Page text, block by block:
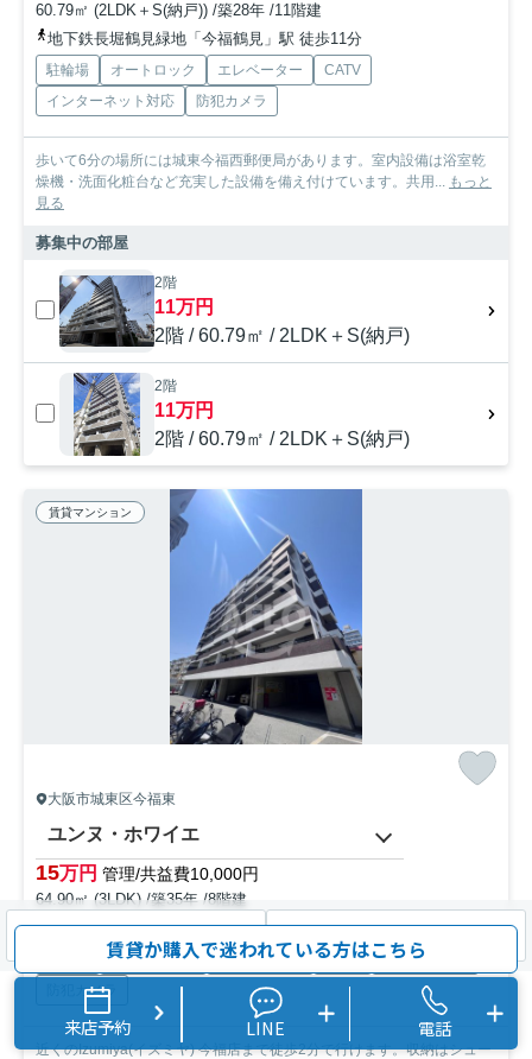
60.79㎡ (2LDK＋S(納戸)) /築28年 /11階建
地下鉄長堀鶴見緑地「今福鶴見」駅 徒歩11分
駐輪場 オートロック エレベーター
CATV
インターネット対応
防犯カメラ
歩いて6分の場所には城東今福西郵便局があります。室内設備は浴室乾
燥機・洗面化粧台など充実した設備を備え付けています。共用... もっと
見る
募集中の部屋
2階
11万円
2階 / 60.79㎡ / 2LDK＋S(納戸)
2階
11万円
2階 / 60.79㎡ / 2LDK＋S(納戸)
賃貸マンション
大阪市城東区今福東
ユンヌ・ホワイエ
15万円 管理/共益費10,000円
64.90㎡ (3LDK) /築35年 /8階建
地下鉄長堀鶴見緑地「今福鶴見」駅 徒歩3分
オートロック エレベーター CATV
光ファイバー
防犯カメラ
近くのIzumiya(イズミヤ) 今福店まで徒歩2分で行けます。収納はシュー
検索条件を変更 まとめてお問い合わせ
賃貸か購入で迷われている方はこちら
来店予約 LINE 電話